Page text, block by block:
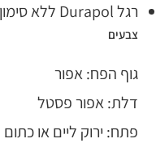
רגל Durapol ללא סימון
צבעים
גוף הפח: אפור
דלת: אפור פסטל
פתח: ירוק ליים או כתום